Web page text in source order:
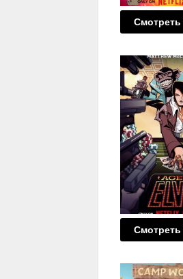
Смотреть
Смотреть